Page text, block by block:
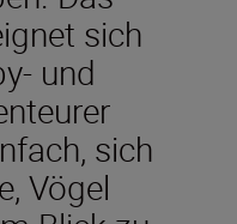
sich
und
sich
Vögel